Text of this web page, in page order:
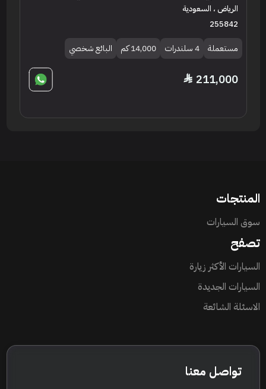
الرياض ، السعودية
255842
مستعملة 4 سلندرات 14,000 كم البائع شخصي
211,000
المنتجات
سوق السيارات
تصفح
السيارات الأكثر زيارة
السيارات الجديدة
الاسئلة الشائعة
تواصل معنا